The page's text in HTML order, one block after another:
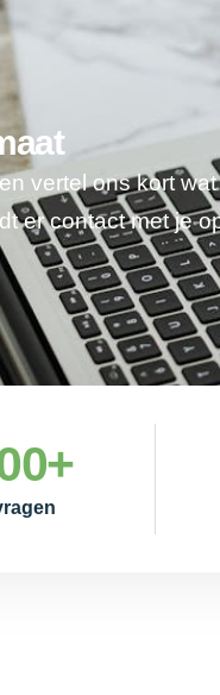
vertel ons kort
er contact met je
+